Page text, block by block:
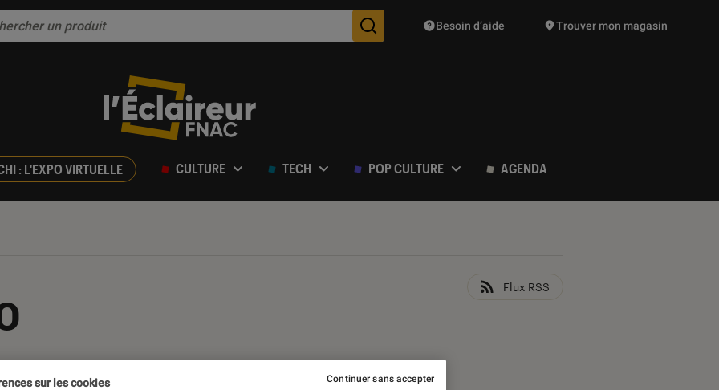
Des suggestions de produits vont vous être proposées
Besoin d’aide Trouver mon magasin
: L'EXPO VIRTUELLE CULTURE TECH POP CULTURE AGENDA
Flux RSS
Jeux Vidéo PC
sur les cookies Continuer sans accepter